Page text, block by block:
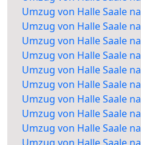
Umzug von Halle Saale
Umzug von Halle Saale
Umzug von Halle Saale
Umzug von Halle Saale
Umzug von Halle Saale
Umzug von Halle Saale
Umzug von Halle Saale
Umzug von Halle Saale
Umzug von Halle Saale